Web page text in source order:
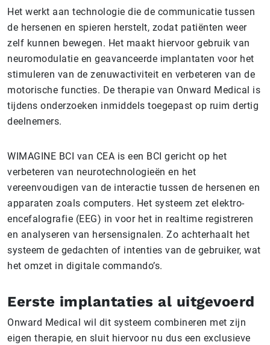
Het werkt aan technologie die de communicatie tussen
de hersenen en spieren herstelt, zodat patiënten weer
zelf kunnen bewegen. Het maakt hiervoor gebruik van
neuromodulatie en geavanceerde implantaten voor het
stimuleren van de zenuwactiviteit en verbeteren van de
motorische functies. De therapie van Onward Medical is
tijdens onderzoeken inmiddels toegepast op ruim dertig
deelnemers.
WIMAGINE BCI van CEA is een BCI gericht op het
verbeteren van neurotechnologieën en het
vereenvoudigen van de interactie tussen de hersenen en
apparaten zoals computers. Het systeem zet elektro-
encefalografie (EEG) in voor het in realtime registreren
en analyseren van hersensignalen. Zo achterhaalt het
systeem de gedachten of intenties van de gebruiker, wat
het omzet in digitale commando’s.
Eerste implantaties al uitgevoerd
Onward Medical wil dit systeem combineren met zijn
eigen therapie, en sluit hiervoor nu dus een exclusieve